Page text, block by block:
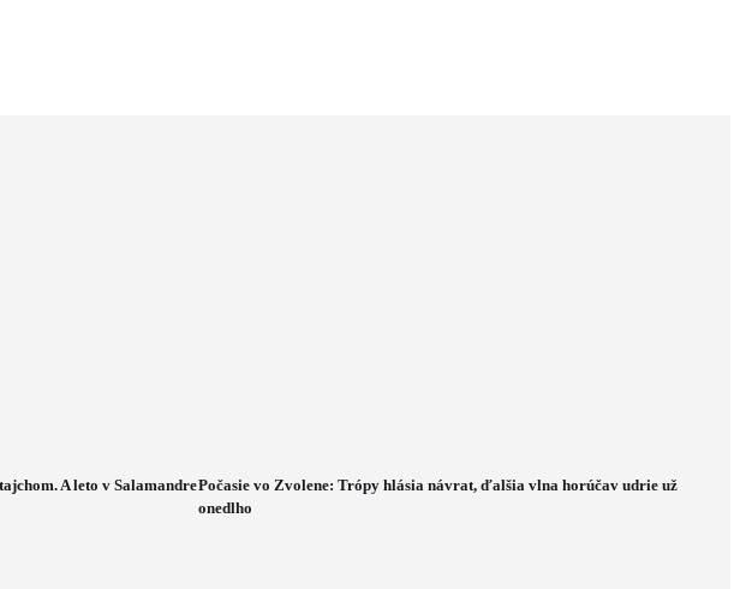
A leto v SalamandrePočasie vo Zvolene: Trópy hlásia návrat, ďalšia vlna horúčav udrie už
onedlho